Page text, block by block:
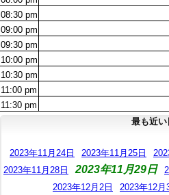
08:30 pm
09:00 pm
09:30 pm
10:00 pm
10:30 pm
11:00 pm
11:30 pm
最も近い
2023年11月24日 2023年11月25日
2023年11月28日
2023年11月29日
2023年12月2日
2023年12月